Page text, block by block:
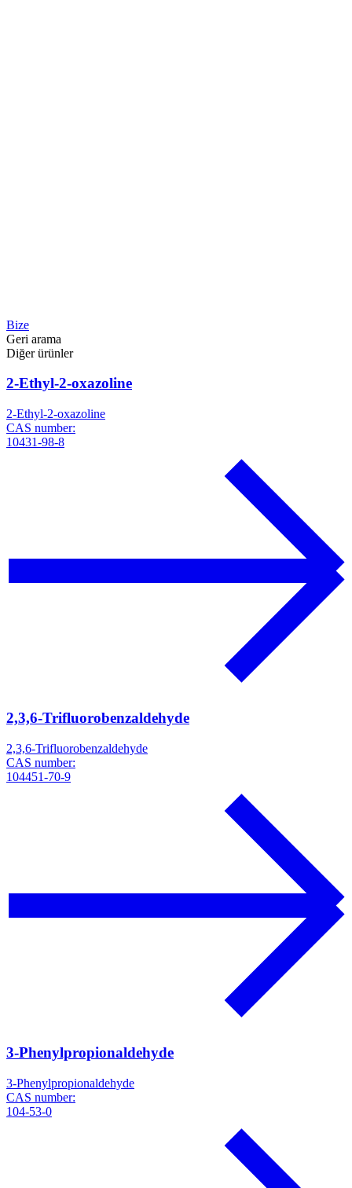
Bize
Geri arama
Diğer ürünler
2-Ethyl-2-oxazoline
2-Ethyl-2-oxazoline
CAS number:
10431-98-8
2,3,6-Trifluorobenzaldehyde
2,3,6-Trifluorobenzaldehyde
CAS number:
104451-70-9
3-Phenylpropionaldehyde
3-Phenylpropionaldehyde
CAS number:
104-53-0